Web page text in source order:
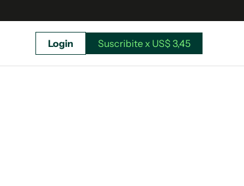
Login Suscribite x US$ 3,45